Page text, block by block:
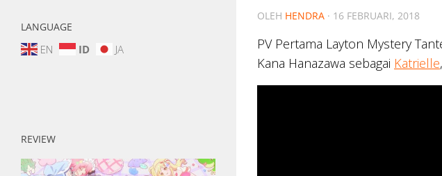
OLEH HENDRA · 16 FEBRUARI, 2018
PV Pertama Layton Mystery
Kana Hanazawa sebagai Katrielle
LANGUAGE
EN ID JA
REVIEW